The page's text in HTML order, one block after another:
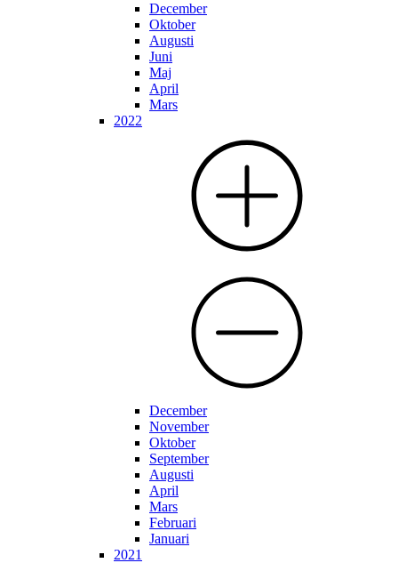
December
Oktober
Augusti
Juni
Maj
April
Mars
2022
December
November
Oktober
September
Augusti
April
Mars
Februari
Januari
2021